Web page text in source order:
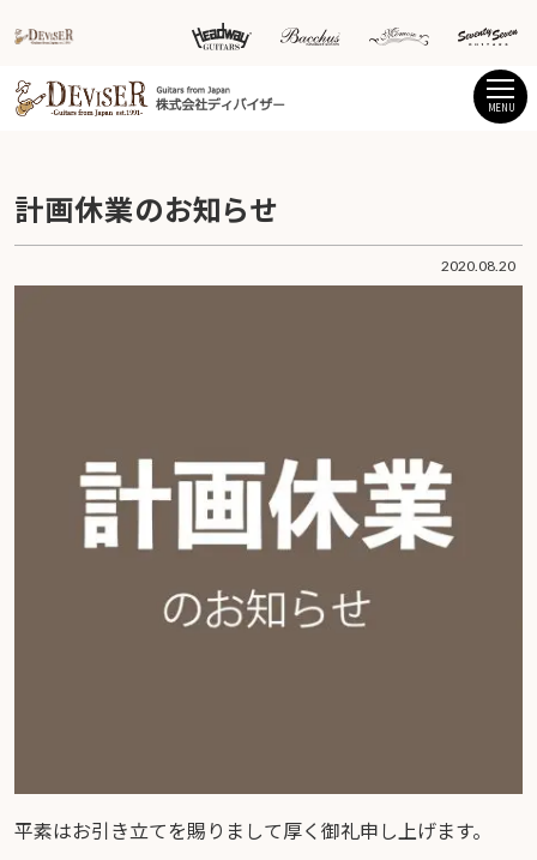
MENU
2020.08.20
計画休業のお知らせ
平素はお引き立てを賜りまして厚く御礼申し上げます。